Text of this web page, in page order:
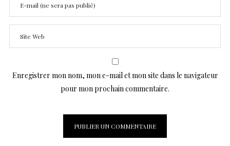
Enregistrer mon nom, mon e-mail et mon site dans le navigateur
pour mon prochain commentaire.